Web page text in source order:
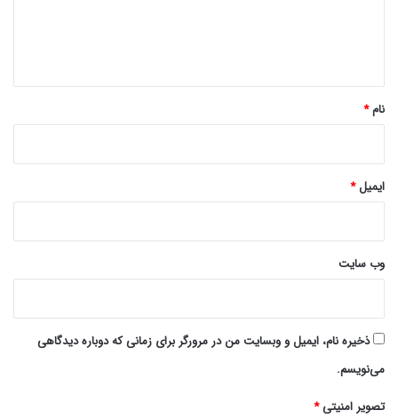
نام*
ایمیل*
وب‌ سایت
ذخیره نام، ایمیل و وبسایت من در مرورگر برای زمانی که دوباره دیدگاهی
می‌نویسم.
تصویر امنیتی*